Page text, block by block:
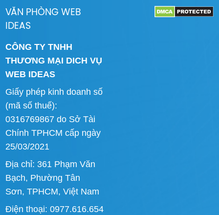
VĂN PHÒNG WEB
IDEAS
CÔNG TY TNHH
THƯƠNG MẠI DICH VỤ
WEB IDEAS
Giấy phép kinh doanh số
(mã số thuế):
0316769867 do Sở Tài
Chính TPHCM cấp ngày
25/03/2021
Địa chỉ: 361 Phạm Văn
Bạch, Phường Tân
Sơn, TPHCM, Việt Nam
Điện thoại: 0977.616.654